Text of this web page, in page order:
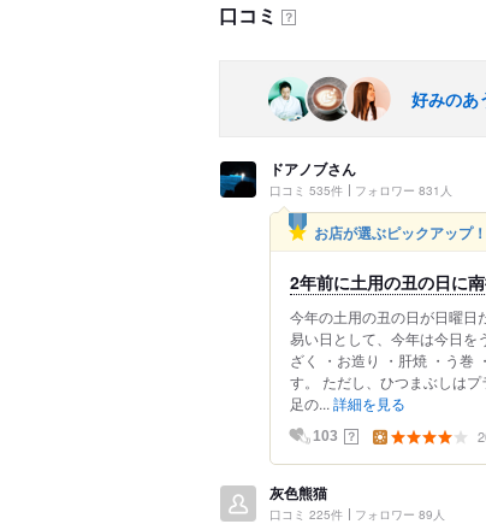
口コミ ？
好みのあ
ドアノブさん
口コミ 535件 フォロワー 831人
お店が選ぶピックアップ
2年前に土用の丑の日に
今年の土用の丑の日が日曜日
易い日として、今年は今日を
ざく ・お造り ・肝焼 ・う巻
す。 ただし、ひつまぶしは
足の... 詳細を見る
103 ？
灰色熊猫
口コミ 225件 フォロワー 89人